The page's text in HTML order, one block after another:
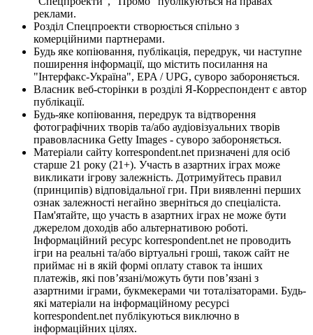
реклами.
Розділ Спецпроекти створюється спільно з
комерційними партнерами.
Будь яке копіювання, публікація, передрук, чи наступне
поширення інформації, що містить посилання на
"Інтерфакс-Україна", EPA / UPG, суворо забороняється.
Власник веб-сторінки в розділі Я-Корреспондент є автор
публікації.
Будь-яке копіювання, передрук та відтворення
фотографічних творів та/або аудіовізуальних творів
правовласника Getty Images - суворо забороняється.
Матеріали сайту korrespondent.net призначені для осіб
старше 21 року (21+). Участь в азартних іграх може
викликати ігрову залежність. Дотримуйтесь правил
(принципів) відповідальної гри. При виявленні перших
ознак залежності негайно зверніться до спеціаліста.
Пам'ятайте, що участь в азартних іграх не може бути
джерелом доходів або альтернативою роботі.
Інформаційний ресурс korrespondent.net не проводить
ігри на реальні та/або віртуальні гроші, також сайт не
приймає ні в якій формі оплату ставок та інших
платежів, які пов’язані/можуть бути пов’язані з
азартними іграми, букмекерами чи тоталізаторами. Будь-
які матеріали на інформаційному ресурсі
korrespondent.net публікуються виключно в
інформаційних цілях.